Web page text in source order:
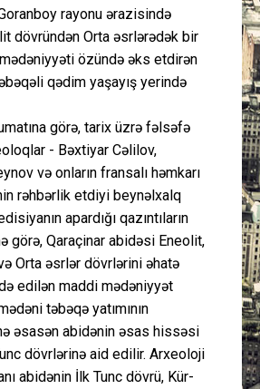
rayonu ərazisində
dövründən Orta əsrlərədək bir
özündə əks etdirən
qədim yaşayış yerində
görə, tarix üzrə fəlsəfə
- Bəxtiyar Cəlilov,
və onların fransalı həmkarı
rəhbərlik etdiyi beynəlxalq
apardığı qazıntıların
görə, Qaraçinar abidəsi Eneolit,
Orta əsrlər dövrlərini əhatə
edilən maddi mədəniyyət
təbəqə yatımının
əsasən abidənin əsas hissəsi
dövrlərinə aid edilir. Arxeoloji
abidənin İlk Tunc dövrü, Kür-